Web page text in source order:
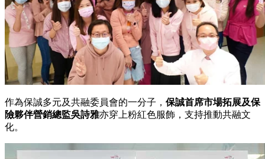
作為保誠多元及共融委員會的一分子， 保誠首席市場拓展及保
險夥伴營銷總監吳詩雅亦穿上粉紅色服飾，支持推動共融文
化。